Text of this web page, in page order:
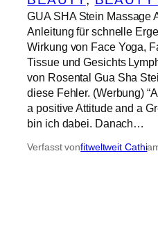
GUA SHA Stein Massage
Anleitung für schnelle
Wirkung von Face Yoga,
Tissue und Gesichts
von Rosental Gua Sha
diese Fehler. (Werbung)
a positive Attitude and a
bin ich dabei. Danach…
Verfasst vonfitweltweit Cathi